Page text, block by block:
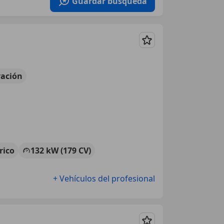
Guardar
132 kW (179 CV)
+ Vehículos del profesional